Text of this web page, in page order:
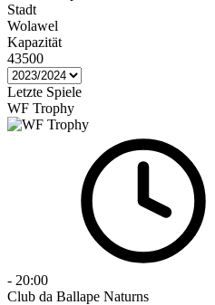
Stadt
Wolawel
Kapazität
43500
Letzte Spiele
WF Trophy
- 20:00
Club da Ballape Naturns